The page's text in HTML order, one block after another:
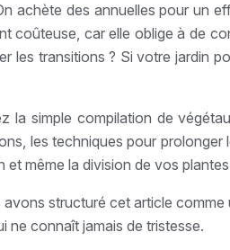
achète des annuelles pour
coûteuse, car elle oblige à de
les transitions ? Si votre
la simple compilation de
les techniques pour
même la division de vos
structuré cet article
ne connaît jamais de tristesse.